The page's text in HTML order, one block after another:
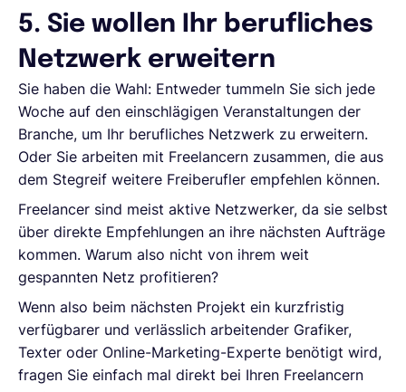
5. Sie wollen Ihr berufliches
Netzwerk erweitern
Sie haben die Wahl: Entweder tummeln Sie sich jede
Woche auf den einschlägigen Veranstaltungen der
Branche, um Ihr berufliches Netzwerk zu erweitern.
Oder Sie arbeiten mit Freelancern zusammen, die aus
dem Stegreif weitere Freiberufler empfehlen können.
Freelancer sind meist aktive Netzwerker, da sie selbst
über direkte Empfehlungen an ihre nächsten Aufträge
kommen. Warum also nicht von ihrem weit
gespannten Netz profitieren?
Wenn also beim nächsten Projekt ein kurzfristig
verfügbarer und verlässlich arbeitender Grafiker,
Texter oder Online-Marketing-Experte benötigt wird,
fragen Sie einfach mal direkt bei Ihren Freelancern